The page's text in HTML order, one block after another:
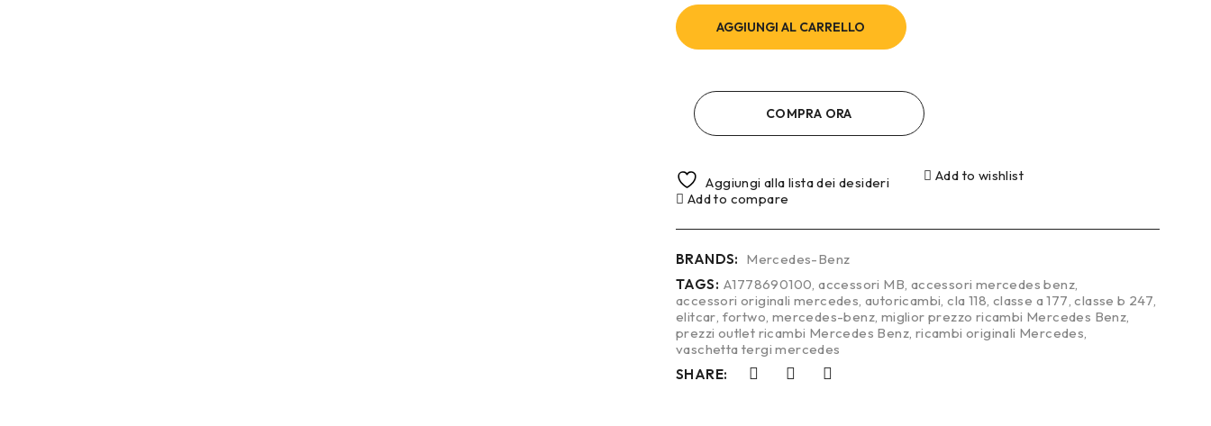
AGGIUNGI AL CARRELLO
COMPRA ORA
Aggiungi alla lista dei desideri
Add to wishlist
Add to compare
BRANDS: Mercedes-Benz
TAGS: A1778690100,accessori MB, accessori mercedes benz,
accessori originali mercedes,autoricambi,cla 118, classe a 177,classe b 247,
elitcar, fortwo, mercedes-benz, miglior prezzo ricambi Mercedes Benz,
prezzi outlet ricambi Mercedes Benz, ricambi originali Mercedes,
vaschetta tergi mercedes
SHARE: